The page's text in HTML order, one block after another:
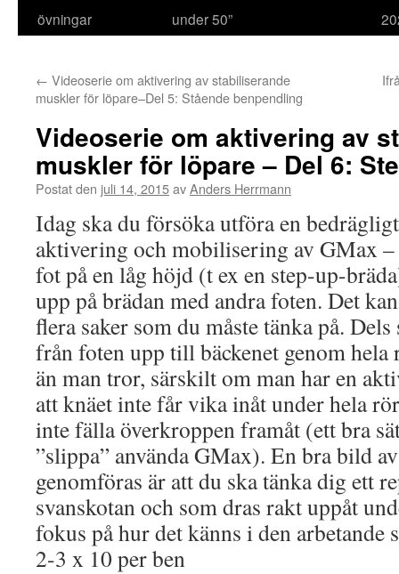
övningar
under 50”
← Videoserie om aktivering av stabiliserande
muskler för löpare–Del 5: Stående benpendling
Videoserie om aktivering av
muskler för löpare – Del 6:
Postat den juli 14, 2015avAnders Herrmann
Idag ska du försöka utföra en
aktivering och mobilisering av GMax –
fot på en låg höjd (t ex en step-up-
upp på brädan med andra foten. Det
flera saker som du måste tänka på.
från foten upp till bäckenet genom hela
än man tror, särskilt om man har en
att knäet inte får vika inåt under hela
inte fälla överkroppen framåt (ett bra
”slippa” använda GMax). En bra bild
genomföras är att du ska tänka dig ett
svanskotan och som dras rakt uppåt
fokus på hur det känns i den arbetande
2-3 x 10 per ben